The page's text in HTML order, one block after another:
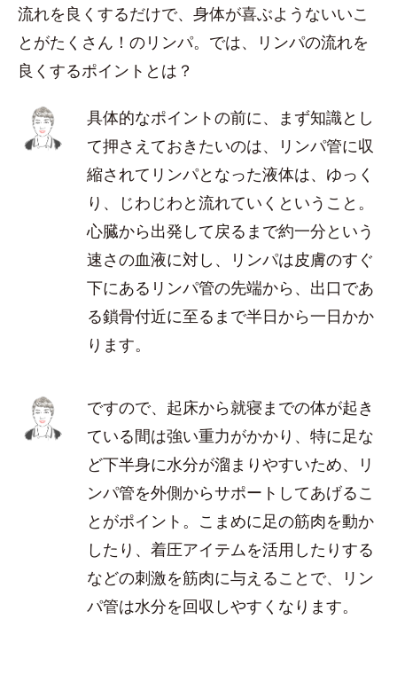
流れを良くするだけで、身体が喜ぶようないいこ
とがたくさん！のリンパ。では、リンパの流れを
良くするポイントとは？
具体的なポイントの前に、まず知識とし
て押さえておきたいのは、リンパ管に収
縮されてリンパとなった液体は、ゆっく
り、じわじわと流れていくということ。
心臓から出発して戻るまで約一分という
速さの血液に対し、リンパは皮膚のすぐ
下にあるリンパ管の先端から、出口であ
る鎖骨付近に至るまで半日から一日かか
ります。
ですので、起床から就寝までの体が起き
ている間は強い重力がかかり、特に足な
ど下半身に水分が溜まりやすいため、リ
ンパ管を外側からサポートしてあげるこ
とがポイント。こまめに足の筋肉を動か
したり、着圧アイテムを活用したりする
などの刺激を筋肉に与えることで、リン
パ管は水分を回収しやすくなります。